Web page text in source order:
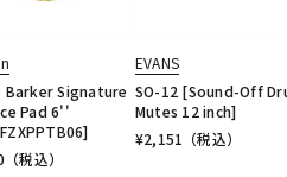
Barker Signature
Pad 6''
（税込）
EVANS
SO-12 [Sound-Off
Mutes 12 inch]
¥2,151 （税込）